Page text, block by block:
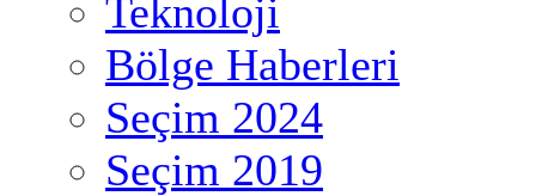
Teknoloji
Bölge Haberleri
Seçim 2024
Seçim 2019